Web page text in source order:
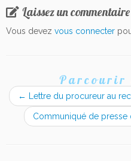
Laissez un commentaire
Vous devez vous connecter
Parcourir
← Lettre du procureur au
Communiqué de presse